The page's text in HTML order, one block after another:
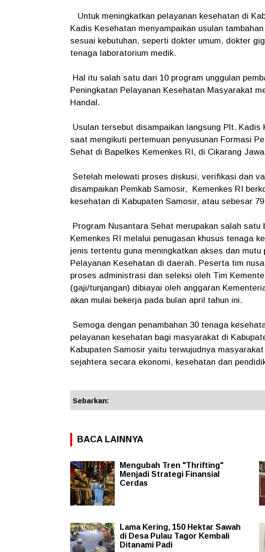
Untuk meningkatkan pelayanan kesehatan di
Kadis Kesehatan menyampaikan usulan
sesuai kebutuhan, seperti dokter umum, dokter
tenaga laboratorium medik.
Hal itu salah satu dari 10 program unggulan
Peningkatan Pelayanan Kesehatan Masyarakat
Handal.
Usulan tersebut disampaikan langsung Plt.
saat mengikuti pertemuan penyusunan Formasi
Sehat di Bapelkes Kemenkes RI, di Cikarang
Setelah melewati proses diskusi, verifikasi dan
disampaikan Pemkab Samosir, Kemenkes RI
kesehatan di Kabupaten Samosir, atau sebesar
Program Nusantara Sehat merupakan salah
Kemenkes RI melalui penugasan khusus tenaga
jenis tertentu guna meningkatkan akses dan
Pelayanan Kesehatan di daerah. Peserta tim
proses administrasi dan seleksi oleh Tim
(gaji/tunjangan) dibiayai oleh anggaran
akan mulai bekerja pada bulan april tahun ini.
Semoga dengan penambahan 30 tenaga
pelayanan kesehatan bagi masyarakat di
Kabupaten Samosir yaitu terwujudnya
sejahtera secara ekonomi, kesehatan dan
Sebarkan:
BACA LAINNYA
Mengubah Tren "Thrifting"
Menjadi Strategi Finansial
Cerdas
Lama Kering, 150 Hektar Sawah
di Desa Pulau Tagor Kembali
Ditanami Padi